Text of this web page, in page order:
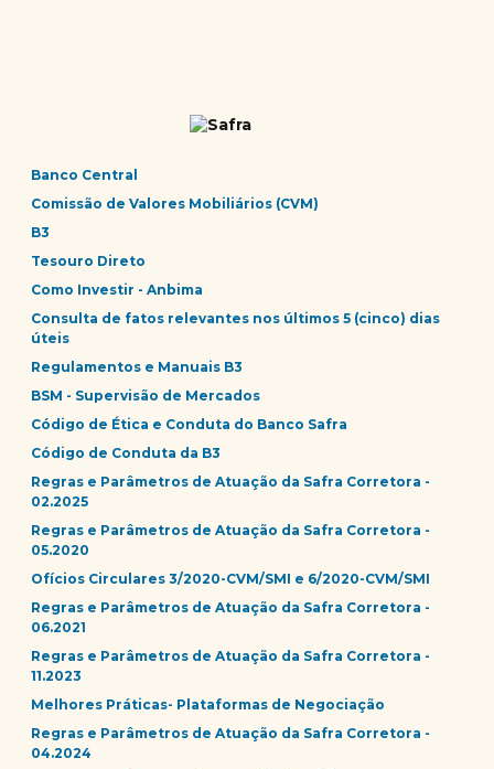
Banco Central
Comissão de Valores Mobiliários (CVM)
B3
Tesouro Direto
Como Investir - Anbima
Consulta de fatos relevantes nos últimos 5 (cinco) dias
úteis
Regulamentos e Manuais B3
BSM - Supervisão de Mercados
Código de Ética e Conduta do Banco Safra
Código de Conduta da B3
Regras e Parâmetros de Atuação da Safra Corretora -
02.2025
Regras e Parâmetros de Atuação da Safra Corretora -
05.2020
Ofícios Circulares 3/2020-CVM/SMI e 6/2020-CVM/SMI
Regras e Parâmetros de Atuação da Safra Corretora -
06.2021
Regras e Parâmetros de Atuação da Safra Corretora -
11.2023
Melhores Práticas- Plataformas de Negociação
Regras e Parâmetros de Atuação da Safra Corretora -
04.2024